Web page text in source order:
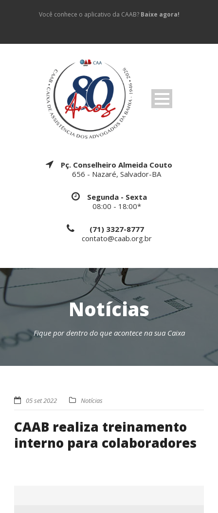
Você conhece o aplicativo da CAAB? Baixe agora!
Pç. Conselheiro Almeida Couto
656 - Nazaré, Salvador-BA
Segunda - Sexta
08:00 - 18:00*
(71) 3327-8777
contato@caab.org.br
Notícias
Fique por dentro do que acontece na sua Caixa
05 set 2022 Notícias
CAAB realiza treinamento
interno para colaboradores